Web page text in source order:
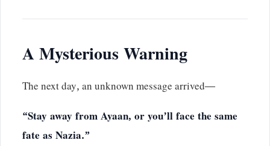
A Mysterious Warning
The next day, an unknown message arrived—
“Stay away from Ayaan, or you’ll face the same
fate as Nazia.”